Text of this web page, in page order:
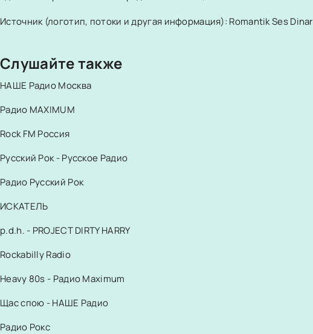
Источник (логотип, потоки и другая информация): Romantik Ses Dinar
Слушайте также
НАШЕ Радио Москва
Радио MAXIMUM
Rock FM Россия
Русский Рок - Русское Радио
Радио Русский Рок
ИСКАТЕЛЬ
p.d.h. - PROJECT DIRTY HARRY
Rockabilly Radio
Heavy 80s - Радио Maximum
Щас спою - НАШЕ Радио
Радио Рокс